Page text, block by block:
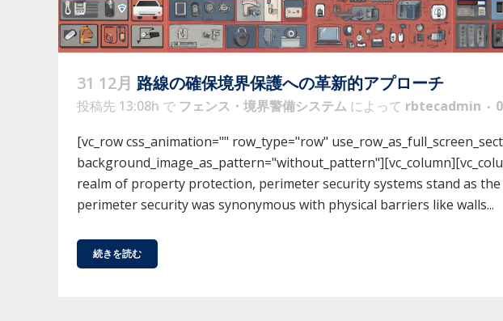
31 12月 路線の確保境界保護への革新的アプローチ
投稿先 13:08h で フェンス・境界警備システム によって rbtecadmin
[vc_row css_animation="" row_type="row"
realm of property protection, perimeter security systems stand as
perimeter security was synonymous with physical barriers like walls...
続きを読む